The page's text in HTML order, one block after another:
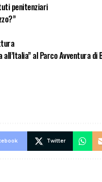
penitenziari
al Parco Avventura di
Twitter